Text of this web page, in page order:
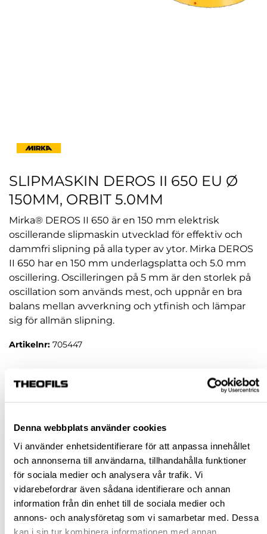
Denna webbplats använder cookies
Vi använder enhetsidentifierare för att anpassa innehållet
och annonserna till användarna, tillhandahålla funktioner
för sociala medier och analysera vår trafik. Vi
vidarebefordrar även sådana identifierare och annan
information från din enhet till de sociala medier och
annons- och analysföretag som vi samarbetar med. Dessa
kan i sin tur kombinera informationen med annan
SLIPMASKIN DEROS II 650 EU Ø
150MM, ORBIT 5.0MM
Mirka® DEROS II 650 är en 150 mm elektrisk
oscillerande slipmaskin utvecklad för effektiv och
dammfri slipning på alla typer av ytor. Mirka DEROS
II 650 har en 150 mm underlagsplatta och 5.0 mm
oscillering. Oscilleringen på 5 mm är den storlek på
oscillation som används mest, och uppnår en bra
balans mellan avverkning och ytfinish och lämpar
sig för allmän slipning.
Artikelnr: 705447
6 753,75 kr
st
KÖP
Jönköping huvudlager Tillfälligt slut i lager online
Jönköping butik Finns i lager